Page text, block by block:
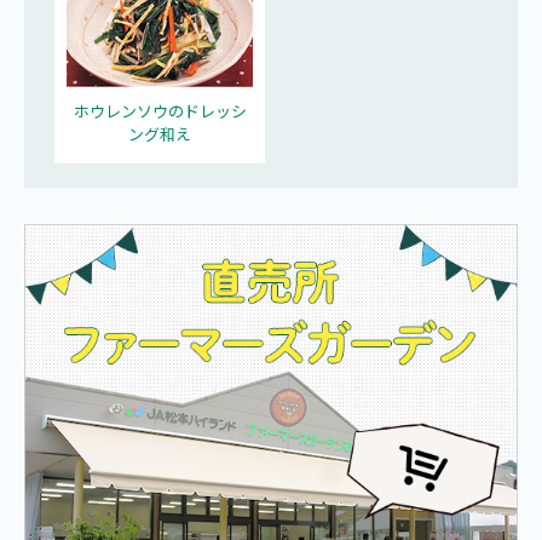
ホウレンソウのドレッシ
ング和え